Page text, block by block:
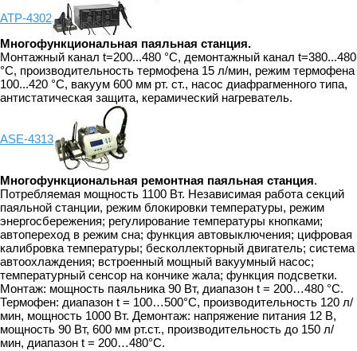
АТР-4302
Многофункциональная паяльная станция.
Монтажный канал t=200...480 °C, демонтажный канал t=380...480
°C, производительность термофена 15 л/мин, режим термофена
100...420 °C, вакуум 600 мм рт. ст., насос диафрагменного типа,
антистатическая защита, керамический нагреватель.
ASE-4313
Многофункциональная ремонтная паяльная станция.
Потребляемая мощность 1100 Вт. Независимая работа секций
паяльной станции, режим блокировки температуры, режим
энергосбережения; регулирование температуры кнопками;
автопереход в режим сна; функция автовыключения; цифровая
калибровка температуры; бесколлекторный двигатель; система
автоохлаждения; встроенный мощный вакуумный насос;
температурный сенсор на кончике жала; функция подсветки.
Монтаж: мощность паяльника 90 Вт, диапазон t = 200…480 °С.
Термофен: диапазон t = 100…500°С, производительность 120 л/
мин, мощность 1000 Вт. Демонтаж: напряжение питания 12 В,
мощность 90 Вт, 600 мм рт.ст., производительность до 150 л/
мин, диапазон t = 200…480°С.